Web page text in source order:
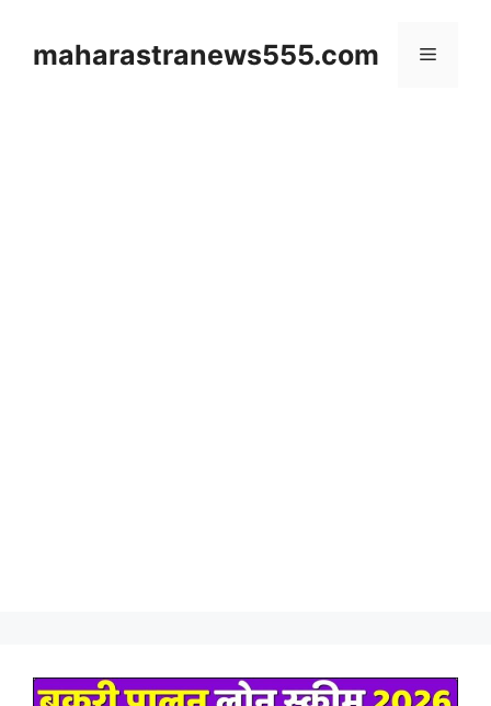
contentmaharastranews555.com Menu